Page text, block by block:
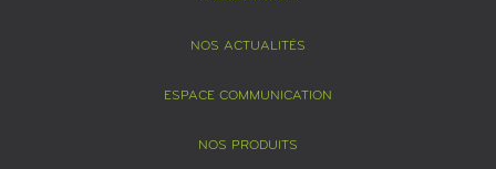
NOS ACTUALITÉS
ESPACE COMMUNICATION
NOS PRODUITS